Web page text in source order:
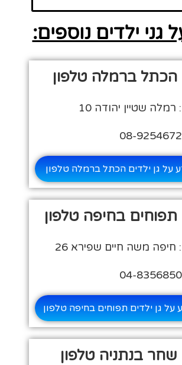
גני ילדים נוספים:
הכתל ברמלה טלפון
שטיין יהודה 10
על גן ילדים הכתל ברמלה טלפון
תפוחים בחיפה טלפון
משה חיים שפירא 26
גן ילדים תפוחים בחיפה טלפון
שחר בנתניה טלפון